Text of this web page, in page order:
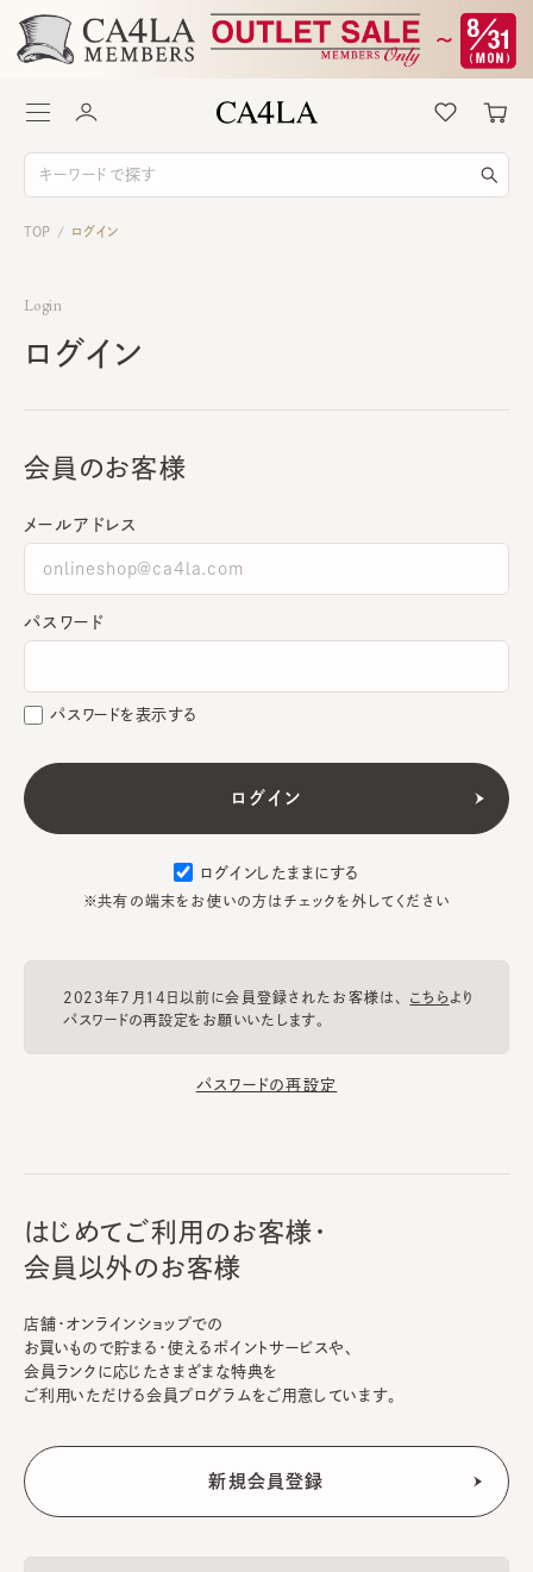
TOP / ログイン
Login
ログイン
会員のお客様
メールアドレス
パスワード
パスワードを表示する
ログインしたままにする
※共有の端末をお使いの方はチェックを外してください
2023年7月14日以前に会員登録されたお客様は、 こちらより
パスワードの再設定をお願いいたします。
パスワードの再設定
はじめてご利用のお客様・
会員以外のお客様
店舗・オンラインショップでの
お買いもので貯まる・使えるポイントサービスや、
会員ランクに応じたさまざまな特典を
ご利用いただける会員プログラムをご用意しています。